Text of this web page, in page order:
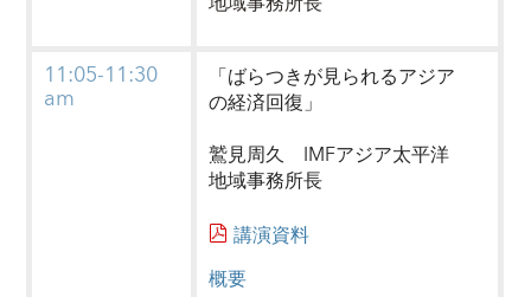
11:05-11:30
am
「ばらつきが見られるアジア
の経済回復」
鷲見周久 IMFアジア太平洋
地域事務所長
講演資料
概要